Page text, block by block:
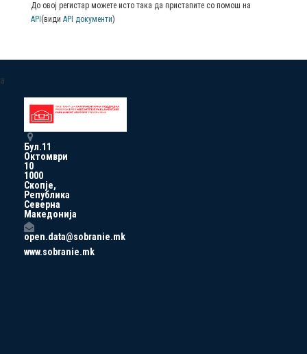
До овој регистар можете исто така да пристапите со помош на
API (види API документи)
a
Бул.11
Октомври
10
1000
Скопје,
Република
Северна
Македонија
open.data@sobranie.mk
www.sobranie.mk